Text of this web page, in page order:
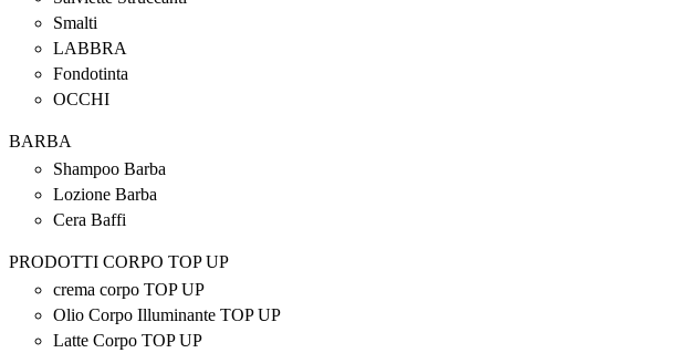
Smalti
LABBRA
Fondotinta
OCCHI
BARBA
Shampoo Barba
Lozione Barba
Cera Baffi
PRODOTTI CORPO TOP UP
crema corpo TOP UP
Olio Corpo Illuminante TOP UP
Latte Corpo TOP UP